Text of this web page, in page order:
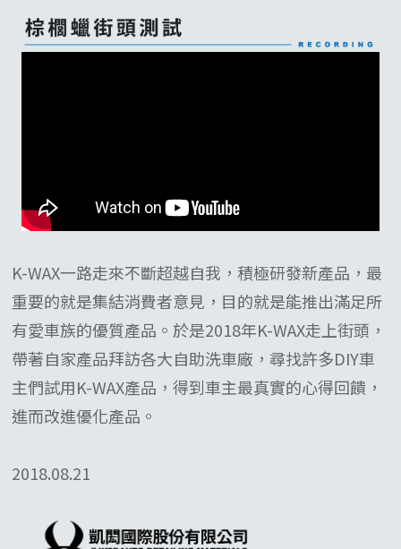
K-WAX一路走來不斷超越自我，積極研發新產品，最
重要的就是集結消費者意見，目的就是能推出滿足所
有愛車族的優質產品。於是2018年K-WAX走上街頭，
帶著自家產品拜訪各大自助洗車廠，尋找許多DIY車
主們試用K-WAX產品，得到車主最真實的心得回饋，
進而改進優化產品。
2018.08.21